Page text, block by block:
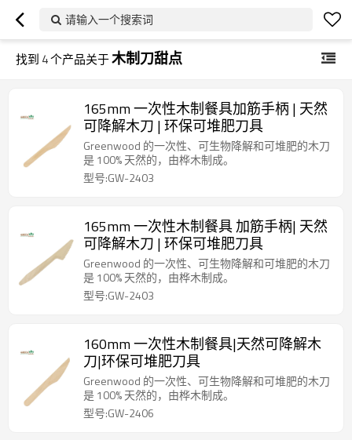
请输入一个搜索词
找到 4个产品关于木制刀甜点
165mm 一次性木制餐具加筋手柄 | 天然
可降解木刀 | 环保可堆肥刀具
Greenwood 的一次性、可生物降解和可堆肥的木刀
是 100% 天然的，由桦木制成。
型号:GW-2403
165mm 一次性木制餐具 加筋手柄| 天然
可降解木刀 | 环保可堆肥刀具
Greenwood 的一次性、可生物降解和可堆肥的木刀
是 100% 天然的，由桦木制成。
型号:GW-2403
160mm 一次性木制餐具|天然可降解木
刀|环保可堆肥刀具
Greenwood 的一次性、可生物降解和可堆肥的木刀
是 100% 天然的，由桦木制成。
型号:GW-2406